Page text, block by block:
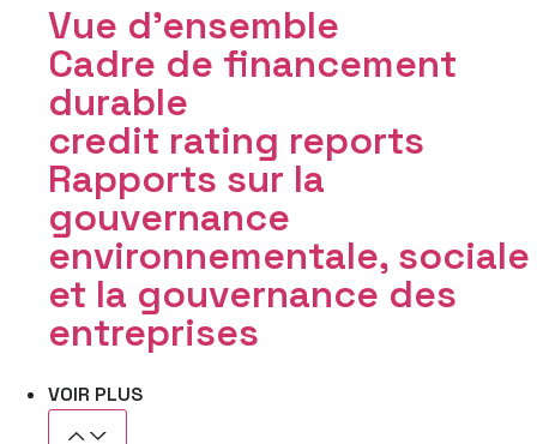
Vue d'ensemble
Cadre de financement
durable
credit rating reports
Rapports sur la
gouvernance
environnementale, sociale
et la gouvernance des
entreprises
VOIR PLUS